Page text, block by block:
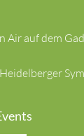
Air auf dem